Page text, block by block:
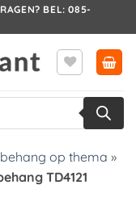
BEL: 085-
op thema »
TD4121